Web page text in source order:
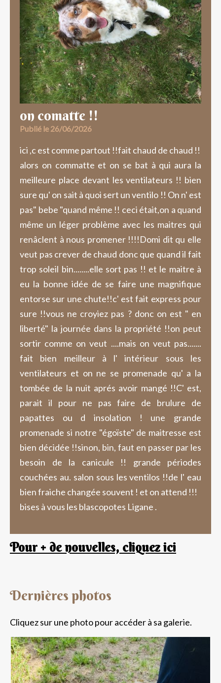
on comatte !!
Publié le 26/06/2026
ici ,c est comme partout !!fait chaud de chaud !!
alors on commatte et on se bat à qui aura la
meilleure place devant les ventilateurs !! bien
sure qu' on sait à quoi sert un ventilo !! On n' est
pas" bebe "quand même !! ceci était,on a quand
même un léger problème avec les maitres qui
renâclent à nous promener !!!!Domi dit qu elle
veut pas crever de chaud donc que quand il fait
trop soleil bin........elle sort pas !! et le maitre à
eu la bonne idée de se faire une magnifique
entorse sur une chute!!c' est fait express pour
sure !!vous ne croyiez pas ? donc on est " en
liberté" la journée dans la propriété !!on peut
sortir comme on veut ....mais on veut pas.......
fait bien meilleur à l' intérieur sous les
ventilateurs et on ne se promenade qu' a la
tombée de la nuit aprés avoir mangé !!C' est,
parait il pour ne pas faire de brulure de
papattes ou d insolation ! une grande
promenade si notre "égoïste" de maitresse est
bien décidée !!sinon, bin, faut en passer par les
besoin de la canicule !! grande périodes
couchées au. salon sous les ventilos !!de l' eau
bien fraiche changée souvent ! et on attend !!!
bises à vous les blascopotes Ligane .
Pour + de nouvelles, cliquez ici
Dernières photos
Cliquez sur une photo pour accéder à sa galerie.